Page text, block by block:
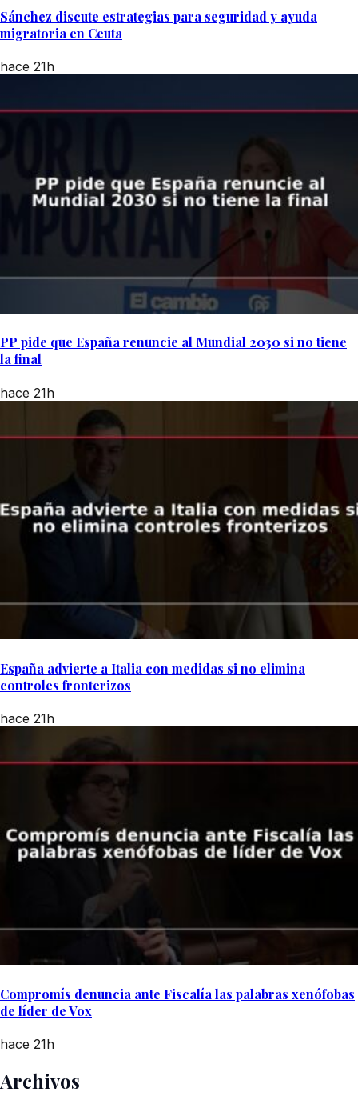
Sánchez discute estrategias para seguridad y ayuda
migratoria en Ceuta
hace 21h
PP pide que España renuncie al Mundial 2030 si no tiene
la final
hace 21h
España advierte a Italia con medidas si no elimina
controles fronterizos
hace 21h
Compromís denuncia ante Fiscalía las palabras xenófobas
de líder de Vox
hace 21h
Archivos